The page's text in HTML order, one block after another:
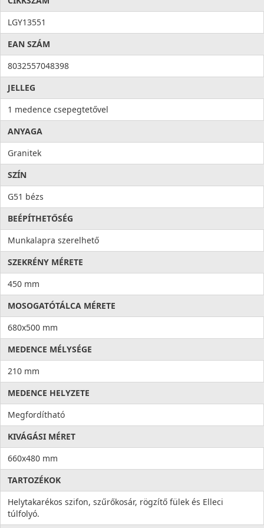
Higiénia: az anyag összetételéből adódóan meggátolja a
mikroorganizmusok kifejlődését, valamint elősegíti a
baktériumok eltávolítását, ezzel higiéniát és tisztaságot hoz a
konyhába. Az antibakteriális rendszert alkotó ezüst ionok
100%-os antibakteriális védelmetnyújtanak.
LGY13551
EAN SZÁM
8032557048398
JELLEG
1 medence csepegtetővel
ANYAGA
Granitek
SZÍN
G51 bézs
BEÉPÍTHETŐSÉG
Munkalapra szerelhető
SZEKRÉNY MÉRETE
450 mm
MOSOGATÓTÁLCA MÉRETE
680x500 mm
MEDENCE MÉLYSÉGE
210 mm
MEDENCE HELYZETE
Megfordítható
KIVÁGÁSI MÉRET
660x480 mm
TARTOZÉKOK
Helytakarékos szifon, szűrőkosár, rögzítő fülek és Elleci
túlfolyó.